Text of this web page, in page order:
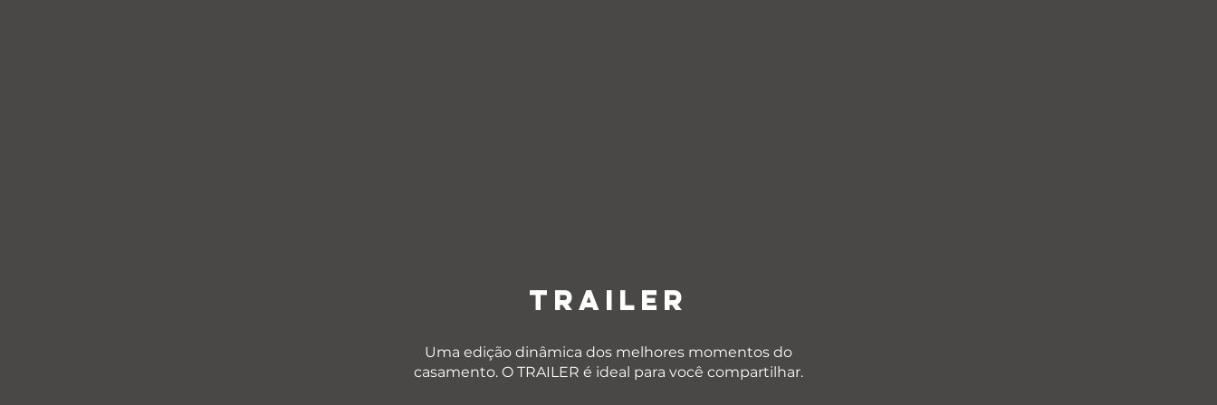
TRAILER
Uma edição dinâmica dos melhores momentos do
casamento. O TRAILER é ideal para você compartilhar.